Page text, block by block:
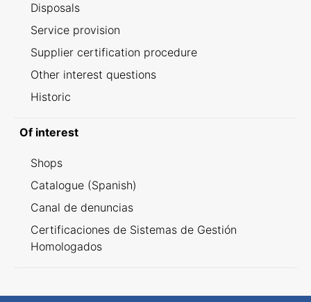
Disposals
Service provision
Supplier certification procedure
Other interest questions
Historic
Of interest
Shops
Catalogue (Spanish)
Canal de denuncias
Certificaciones de Sistemas de Gestión
Homologados